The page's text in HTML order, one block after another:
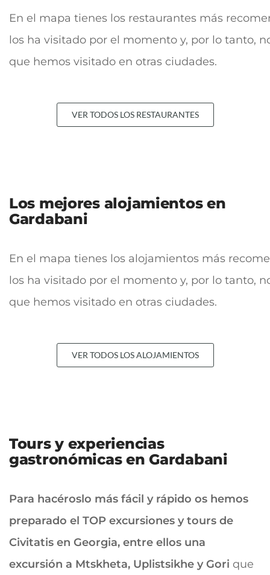
En el mapa tienes los restaurantes más
los ha visitado por el momento y, por lo tanto,
que hemos visitado en otras ciudades.
VER TODOS LOS RESTAURANTES
Los mejores alojamientos en
Gardabani
En el mapa tienes los alojamientos más
los ha visitado por el momento y, por lo tanto,
que hemos visitado en otras ciudades.
VER TODOS LOS ALOJAMIENTOS
Tours y experiencias
gastronómicas en Gardabani
Para hacéroslo más fácil y rápido os hemos
preparado el TOP excursiones y tours de
Civitatis en Georgia, entre ellos una
excursión a Mtskheta, Uplistsikhe y Gori que